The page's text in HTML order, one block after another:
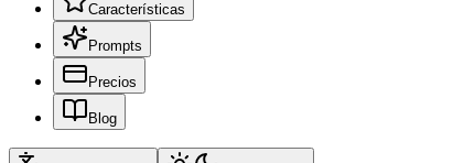
Características
Prompts
Precios
Blog